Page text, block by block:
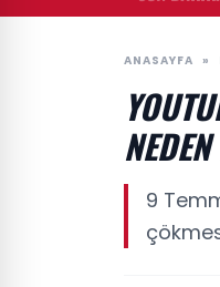
ANASAYFA »
9